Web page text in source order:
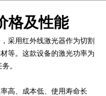
格及性能
采用红外线激光器作为切割
等。这款设备的激光功率为
。
高、成本低、使用寿命长